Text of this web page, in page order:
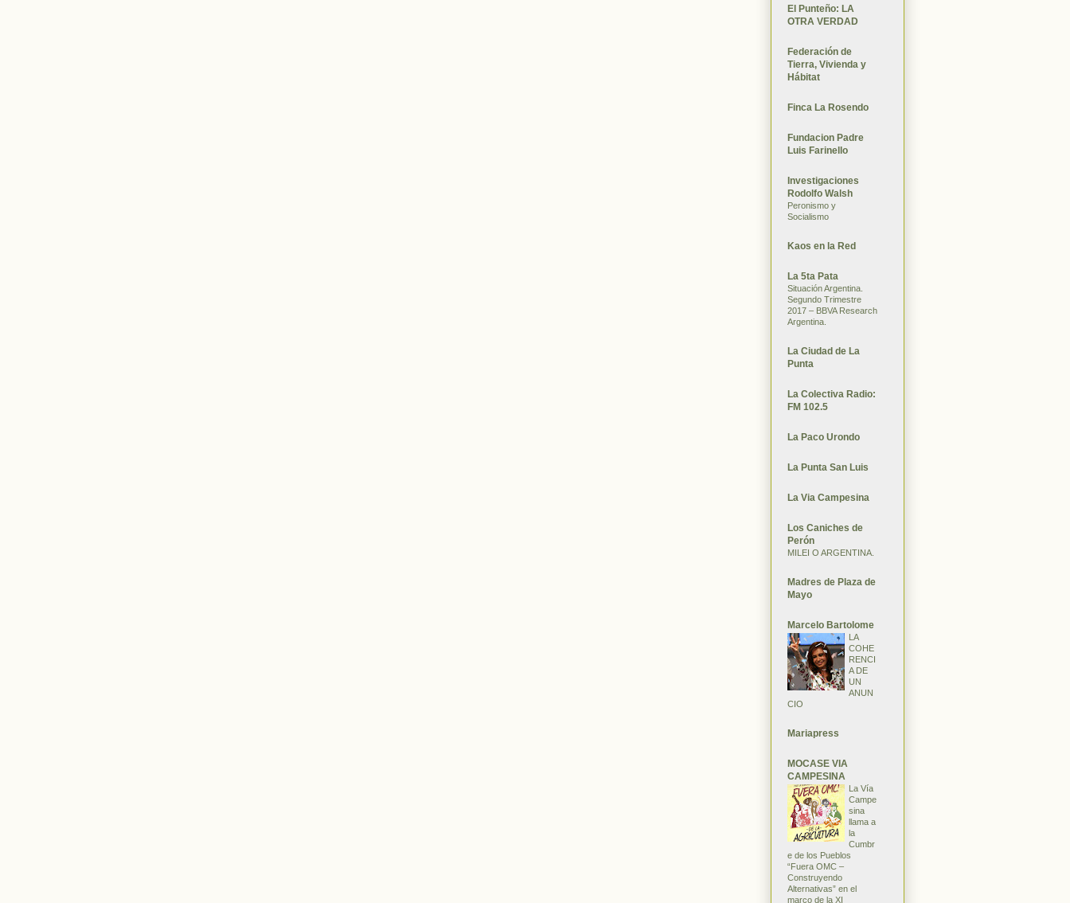
El Punteño: LA
OTRA VERDAD
Federación de
Tierra, Vivienda y
Hábitat
Finca La Rosendo
Fundacion Padre
Luis Farinello
Investigaciones
Rodolfo Walsh
Peronismo y
Socialismo
Kaos en la Red
La 5ta Pata
Situación Argentina.
Segundo Trimestre
2017 – BBVA Research
Argentina.
La Ciudad de La
Punta
La Colectiva Radio:
FM 102.5
La Paco Urondo
La Punta San Luis
La Via Campesina
Los Caniches de
Perón
MILEI O ARGENTINA.
Madres de Plaza de
Mayo
Marcelo Bartolome
LA
COHE
RENCI
A DE
UN
ANUN
CIO
Mariapress
MOCASE VIA
CAMPESINA
La Vía
Campe
sina
llama a
la
Cumbr
e de los Pueblos
“Fuera OMC –
Construyendo
Alternativas” en el
marco de la XI